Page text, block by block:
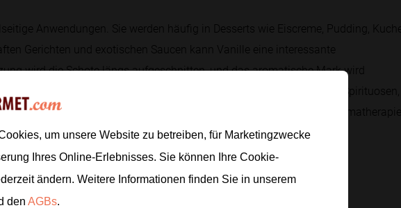
Anwendungen. Sie werden häufig in Desserts wie Eiscreme, Pudding,
Gerichten und exotischen Saucen kann Vanille eine interessante
wird die Schote längs aufgeschnitten, und das aromatische Mark wird
Aromatisierung von Flüssigkeiten, wie beispielsweise in Sirup oder Spirituosen,
Verwendung findet Vanille auch in der Parfümindustrie und in
um unsere Website zu betreiben, für Marketingzwecke
Ihres Online-Erlebnisses. Sie können Ihre Cookie-
ändern. Weitere Informationen finden Sie in unserem
den AGBs.